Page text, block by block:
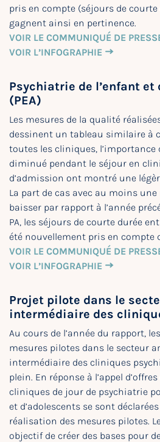
pris en compte (séjours de courte
gagnent ainsi en pertinence.
VOIR LE COMMUNIQUÉ DE
VOIR L’INFOGRAPHIE
Psychiatrie de l’enfant et
(PEA)
Les mesures de la qualité
dessinent un tableau similaire à
toutes les cliniques, l’importance
diminué pendant le séjour en
d’admission ont montré une
La part de cas avec au moins une
baisser par rapport à l’année
PA, les séjours de courte durée
été nouvellement pris en compte
VOIR LE COMMUNIQUÉ DE
VOIR L’INFOGRAPHIE
Projet pilote dans le
intermédiaire des
Au cours de l’année du rapport,
mesures pilotes dans le secteur
intermédiaire des cliniques
plein. En réponse à l’appel
cliniques de jour de psychiatrie
et d’adolescents se sont
réalisation des mesures pilotes.
objectif de créer des bases pour